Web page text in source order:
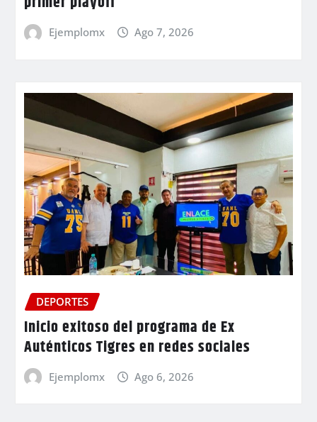
Ejemplomx Ago 7, 2026
DEPORTES
Inicio exitoso del programa de Ex
Auténticos Tigres en redes sociales
Ejemplomx Ago 6, 2026